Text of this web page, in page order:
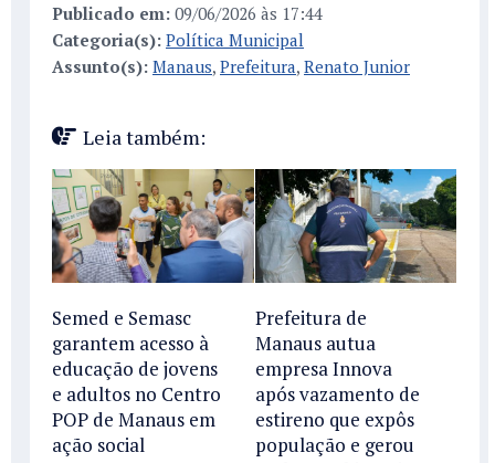
Publicado em: 09/06/2026 às 17:44
Categoria(s): Política Municipal
Assunto(s): Manaus, Prefeitura, Renato Junior
Leia também:
Semed e Semasc
garantem acesso à
educação de jovens
e adultos no Centro
POP de Manaus em
ação social
Prefeitura de
Manaus autua
empresa Innova
após vazamento de
estireno que expôs
população e gerou